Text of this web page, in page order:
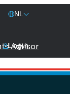
NL
Advisor
Login